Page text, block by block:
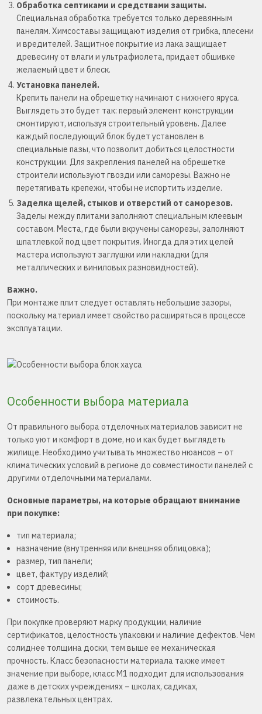
Обработка септиками и средствами защиты.
Специальная обработка требуется только деревянным
панелям. Химсоставы защищают изделия от грибка, плесени
и вредителей. Защитное покрытие из лака защищает
древесину от влаги и ультрафиолета, придает обшивке
желаемый цвет и блеск.
Установка панелей.
Крепить панели на обрешетку начинают с нижнего яруса.
Выглядеть это будет так: первый элемент конструкции
смонтируют, используя строительный уровень. Далее
каждый последующий блок будет установлен в
специальные пазы, что позволит добиться целостности
конструкции. Для закрепления панелей на обрешетке
строители используют гвозди или саморезы. Важно не
перетягивать крепежи, чтобы не испортить изделие.
Заделка щелей, стыков и отверстий от саморезов.
Заделы между плитами заполняют специальным клеевым
составом. Места, где были вкручены саморезы, заполняют
шпатлевкой под цвет покрытия. Иногда для этих целей
мастера используют заглушки или накладки (для
металлических и виниловых разновидностей).
Важно.
При монтаже плит следует оставлять небольшие зазоры,
поскольку материал имеет свойство расширяться в процессе
эксплуатации.
Особенности выбора материала
От правильного выбора отделочных материалов зависит не
только уют и комфорт в доме, но и как будет выглядеть
жилище. Необходимо учитывать множество нюансов – от
климатических условий в регионе до совместимости панелей с
другими отделочными материалами.
Основные параметры, на которые обращают внимание
при покупке:
тип материала;
назначение (внутренняя или внешняя облицовка);
размер, тип панели;
цвет, фактуру изделий;
сорт древесины;
стоимость.
При покупке проверяют марку продукции, наличие
сертификатов, целостность упаковки и наличие дефектов. Чем
солиднее толщина доски, тем выше ее механическая
прочность. Класс безопасности материала также имеет
значение при выборе, класс М1 подходит для использования
даже в детских учреждениях – школах, садиках,
развлекательных центрах.